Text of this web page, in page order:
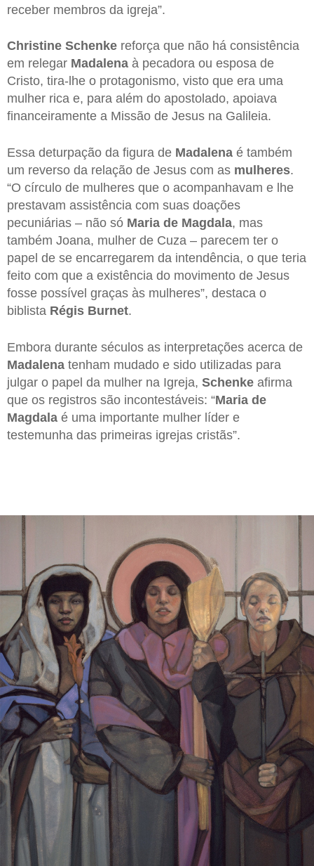
receber membros da igreja”.
Christine Schenke reforça que não há consistência
em relegar Madalena à pecadora ou esposa de
Cristo, tira-lhe o protagonismo, visto que era uma
mulher rica e, para além do apostolado, apoiava
financeiramente a Missão de Jesus na Galileia.
Essa deturpação da figura de Madalena é também
um reverso da relação de Jesus com as mulheres.
“O círculo de mulheres que o acompanhavam e lhe
prestavam assistência com suas doações
pecuniárias – não só Maria de Magdala, mas
também Joana, mulher de Cuza – parecem ter o
papel de se encarregarem da intendência, o que teria
feito com que a existência do movimento de Jesus
fosse possível graças às mulheres”, destaca o
biblista Régis Burnet.
Embora durante séculos as interpretações acerca de
Madalena tenham mudado e sido utilizadas para
julgar o papel da mulher na Igreja, Schenke afirma
que os registros são incontestáveis: “Maria de
Magdala é uma importante mulher líder e
testemunha das primeiras igrejas cristãs”.